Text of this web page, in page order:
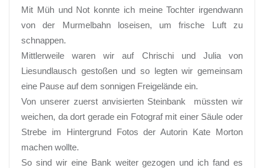
Mit Müh und Not konnte ich meine Tochter irgendwann
von der Murmelbahn loseisen, um frische Luft zu
schnappen.
Mittlerweile waren wir auf Chrischi und Julia von
Liesundlausch gestoßen und so legten wir gemeinsam
eine Pause auf dem sonnigen Freigelände ein.
Von unserer zuerst anvisierten Steinbank müssten wir
weichen, da dort gerade ein Fotograf mit einer Säule oder
Strebe im Hintergrund Fotos der Autorin Kate Morton
machen wollte.
So sind wir eine Bank weiter gezogen und ich fand es